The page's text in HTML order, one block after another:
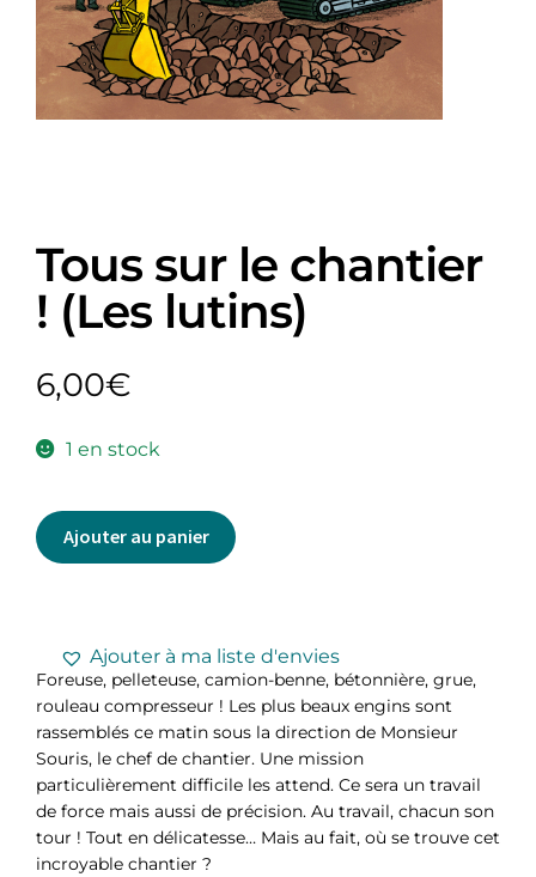
Tous sur le chantier
! (Les lutins)
6,00€
1 en stock
Ajouter au panier
Ajouter à ma liste d'envies
Foreuse, pelleteuse, camion-benne, bétonnière, grue,
rouleau compresseur ! Les plus beaux engins sont
rassemblés ce matin sous la direction de Monsieur
Souris, le chef de chantier. Une mission
particulièrement difficile les attend. Ce sera un travail
de force mais aussi de précision. Au travail, chacun son
tour ! Tout en délicatesse… Mais au fait, où se trouve cet
incroyable chantier ?